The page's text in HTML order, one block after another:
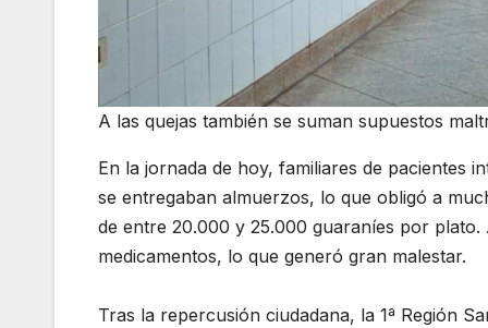
A las quejas también se suman supuestos
En la jornada de hoy, familiares de pacientes
se entregaban almuerzos, lo que obligó a
de entre 20.000 y 25.000 guaraníes por
medicamentos, lo que generó gran malestar.
Tras la repercusión ciudadana, la 1ª Región